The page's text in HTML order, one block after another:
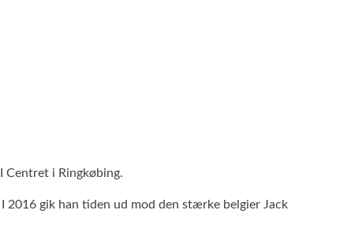
Centret i Ringkøbing.
2016 gik han tiden ud mod den stærke belgier Jack